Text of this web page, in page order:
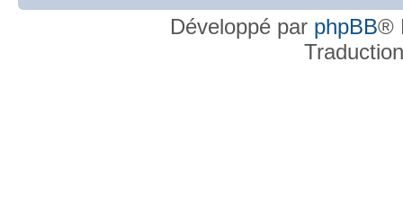
Développé par phpBB®